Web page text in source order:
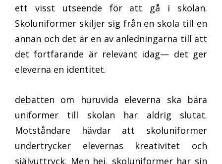
ett visst utseende för att gå i skolan.
Skoluniformer skiljer sig från en skola till en
annan och det är en av anledningarna till att
det fortfarande är relevant idag— det ger
eleverna en identitet.
debatten om huruvida eleverna ska bära
uniformer till skolan har aldrig slutat.
Motståndare hävdar att skoluniformer
undertrycker elevernas kreativitet och
självuttryck. Men hej, skoluniformer har sin